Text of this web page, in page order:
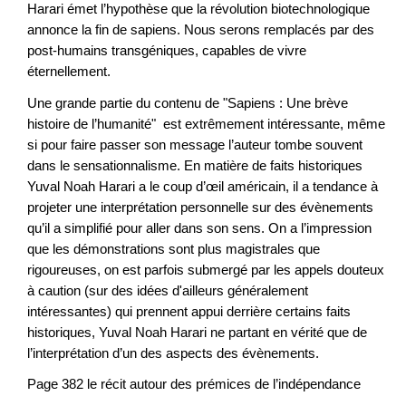
Harari émet l’hypothèse que la révolution biotechnologique
annonce la fin de sapiens. Nous serons remplacés par des
post-humains transgéniques, capables de vivre
éternellement.
Une grande partie du contenu de "Sapiens : Une brève
histoire de l’humanité" est extrêmement intéressante, même
si pour faire passer son message l’auteur tombe souvent
dans le sensationnalisme. En matière de faits historiques
Yuval Noah Harari a le coup d’œil américain, il a tendance à
projeter une interprétation personnelle sur des évènements
qu’il a simplifié pour aller dans son sens. On a l’impression
que les démonstrations sont plus magistrales que
rigoureuses, on est parfois submergé par les appels douteux
à caution (sur des idées d'ailleurs généralement
intéressantes) qui prennent appui derrière certains faits
historiques, Yuval Noah Harari ne partant en vérité que de
l’interprétation d’un des aspects des évènements.
Page 382 le récit autour des prémices de l’indépendance